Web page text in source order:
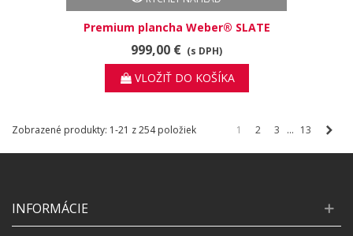
Premium plancha Weber® SLATE
GPD 76 cm
999,00 € (s DPH)
VLOŽIŤ DO KOŠÍKA
Zobrazené produkty: 1-21 z 254 položiek 1 2 3 … 13
INFORMÁCIE